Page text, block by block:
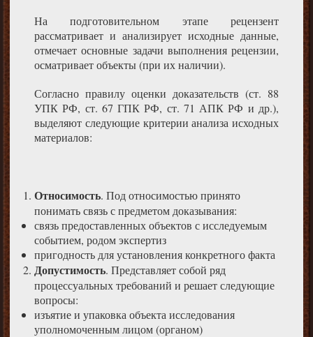
На подготовительном этапе рецензент
рассматривает и анализирует исходные данные,
отмечает основные задачи выполнения рецензии,
осматривает объекты (при их наличии).
Согласно правилу оценки доказательств (ст. 88
УПК РФ, ст. 67 ГПК РФ, ст. 71 АПК РФ и др.),
выделяют следующие критерии анализа исходных
материалов:
Относимость. Под относимостью принято
понимать связь с предметом доказывания:
связь предоставленных объектов с исследуемым
событием, родом экспертиз
пригодность для установления конкретного факта
Допустимость. Представляет собой ряд
процессуальных требований и решает следующие
вопросы:
изъятие и упаковка объекта исследования
уполномоченным лицом (органом)